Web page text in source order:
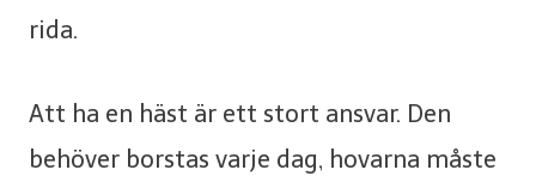
rida.
Att ha en häst är ett stort ansvar. Den
behöver borstas varje dag, hovarna måste